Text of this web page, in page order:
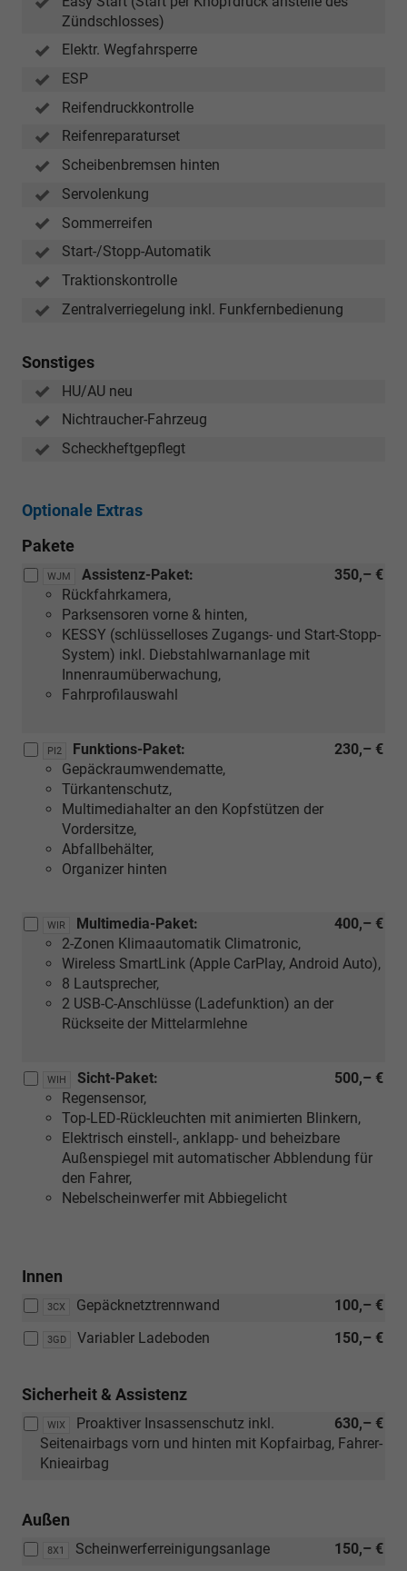
Zündschlosses)
Elektr. Wegfahrsperre
ESP
Reifendruckkontrolle
Reifenreparaturset
Scheibenbremsen hinten
Servolenkung
Sommerreifen
Start-/Stopp-Automatik
Traktionskontrolle
Zentralverriegelung inkl. Funkfernbedienung
Sonstiges
HU/AU neu
Nichtraucher-Fahrzeug
Scheckheftgepflegt
Optionale Extras
Pakete
WJM 350,– €
Assistenz-Paket:
Rückfahrkamera,
Parksensoren vorne & hinten,
KESSY (schlüsselloses Zugangs- und Start-Stopp-
System) inkl. Diebstahlwarnanlage mit
Innenraumüberwachung,
Fahrprofilauswahl
PI2 230,– €
Funktions-Paket:
Gepäckraumwendematte,
Türkantenschutz,
Multimediahalter an den Kopfstützen der
Vordersitze,
Abfallbehälter,
Organizer hinten
WIR 400,– €
Multimedia-Paket:
2-Zonen Klimaautomatik Climatronic,
Wireless SmartLink (Apple CarPlay, Android Auto),
8 Lautsprecher,
2 USB-C-Anschlüsse (Ladefunktion) an der
Rückseite der Mittelarmlehne
WIH 500,– €
Sicht-Paket:
Regensensor,
Top-LED-Rückleuchten mit animierten Blinkern,
Elektrisch einstell-, anklapp- und beheizbare
Außenspiegel mit automatischer Abblendung für
den Fahrer,
Nebelscheinwerfer mit Abbiegelicht
Innen
3CX 100,– €
Gepäcknetztrennwand
3GD 150,– €
Variabler Ladeboden
Sicherheit & Assistenz
WIX 630,– €
Proaktiver Insassenschutz inkl.
Seitenairbags vorn und hinten mit Kopfairbag, Fahrer-
Knieairbag
Außen
8X1 150,– €
Scheinwerferreinigungsanlage